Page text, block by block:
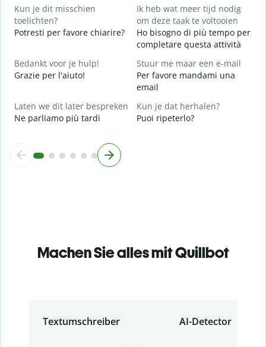
Kun je dit misschien
toelichten?
Potresti per favore chiarire?
Ik heb wat meer tijd nodig
om deze taak te voltooien
Ho bisogno di più tempo per
completare questa attività
Bedankt voor je hulp!
Grazie per l'aiuto!
Stuur me maar een e-mail
Per favore mandami una
email
Laten we dit later bespreken
Ne parliamo più tardi
Kun je dat herhalen?
Puoi ripeterlo?
Machen Sie alles mit Quillbot
Textumschreiber AI-Detector